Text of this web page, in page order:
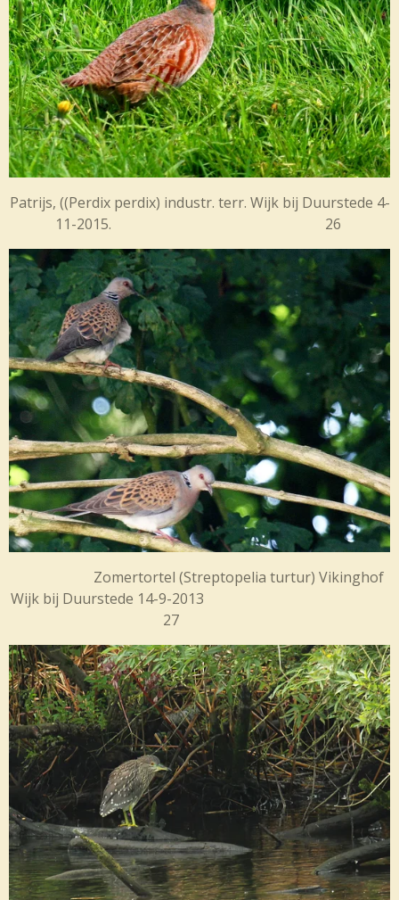
Patrijs, ((Perdix perdix) industr. terr. Wijk bij Duurstede 4-
11-2015. 26
Zomertortel (Streptopelia turtur) Vikinghof
Wijk bij Duurstede 14-9-2013
27